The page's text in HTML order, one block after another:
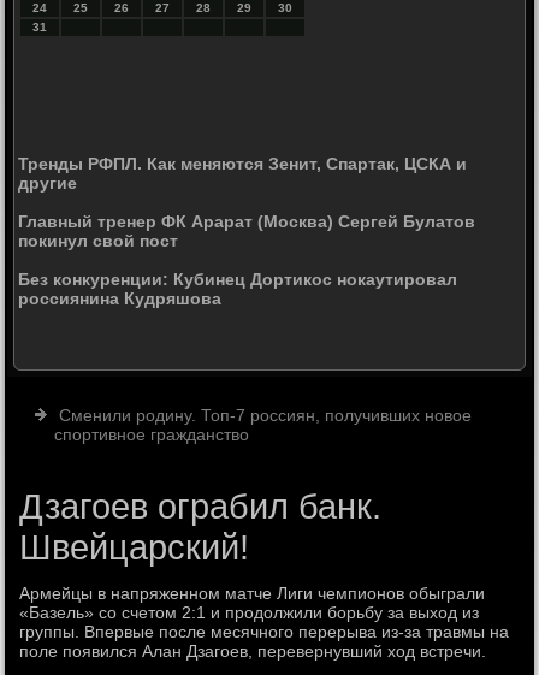
24
25 26 27 28 29
30
31
Тренды РФПЛ. Как меняются Зенит, Спартак, ЦСКА и
другие
Главный тренер ФК Арарат (Москва) Сергей Булатов
покинул свой пост
Без конкуренции: Кубинец Дортикос нокаутировал
россиянина Кудряшова
Сменили родину. Топ-7 россиян, получивших новое
спортивное гражданство
Дзагоев ограбил банк.
Швейцарский!
Армейцы в напряженном матче Лиги чемпионов обыграли
«Базель» со счетом 2:1 и продолжили борьбу за выход из
группы. Впервые после месячного перерыва из-за травмы на
поле появился Алан Дзагоев, перевернувший ход встречи.